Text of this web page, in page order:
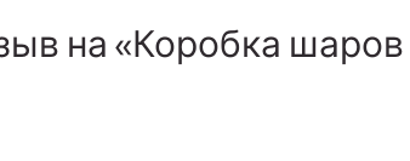
на «Коробка